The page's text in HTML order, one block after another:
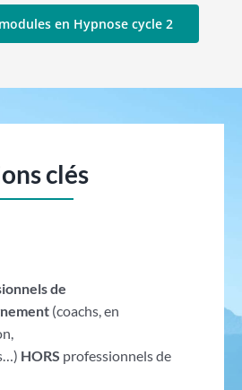
en Hypnose cycle 2
clés
de
(coachs, en
HORS professionnels de